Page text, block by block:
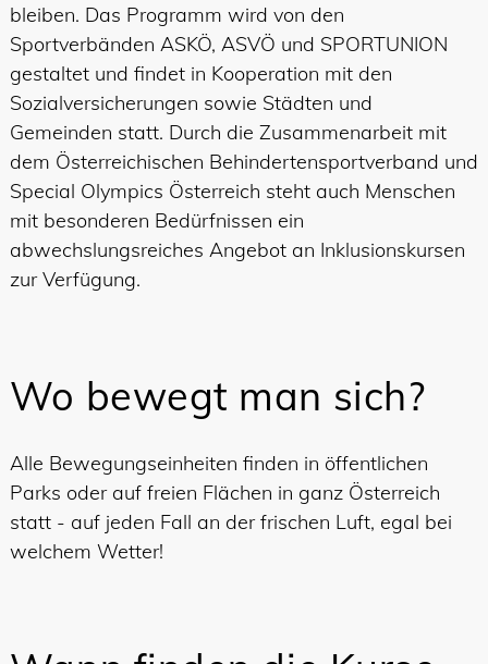
bleiben. Das Programm wird von den
Sportverbänden ASKÖ, ASVÖ und SPORTUNION
gestaltet und findet in Kooperation mit den
Sozialversicherungen sowie Städten und
Gemeinden statt. Durch die Zusammenarbeit mit
dem Österreichischen Behindertensportverband und
Special Olympics Österreich steht auch Menschen
mit besonderen Bedürfnissen ein
abwechslungsreiches Angebot an Inklusionskursen
zur Verfügung.
Wo bewegt man sich?
Alle Bewegungseinheiten finden in öffentlichen
Parks oder auf freien Flächen in ganz Österreich
statt - auf jeden Fall an der frischen Luft, egal bei
welchem Wetter!